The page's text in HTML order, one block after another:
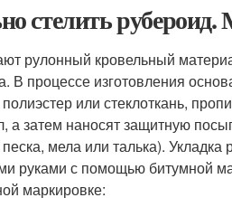
стелить
рулонный кровельный
В процессе изготовления
или стеклоткань,
а затем наносят защитную
мела или талька).
руками с помощью битумной
маркировке: